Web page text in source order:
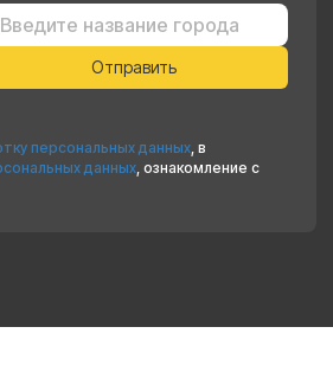
персональных данных, в
данных, ознакомление с